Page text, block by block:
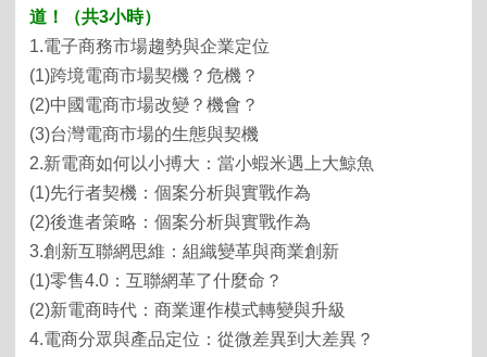
道！（共3小時）
1.電子商務市場趨勢與企業定位
(1)跨境電商市場契機？危機？
(2)中國電商市場改變？機會？
(3)台灣電商市場的生態與契機
2.新電商如何以小搏大：當小蝦米遇上大鯨魚
(1)先行者契機：個案分析與實戰作為
(2)後進者策略：個案分析與實戰作為
3.創新互聯網思維：組織變革與商業創新
(1)零售4.0 ：互聯網革了什麼命？
(2)新電商時代：商業運作模式轉變與升級
4.電商分眾與產品定位：從微差異到大差異？